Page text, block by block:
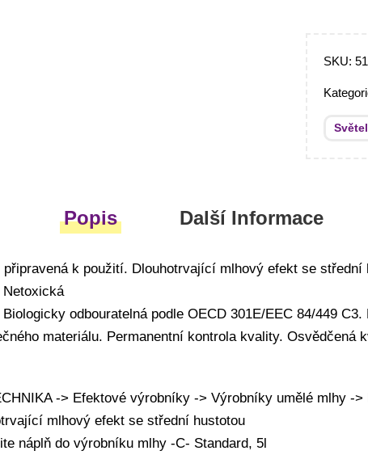
SKU:
Popis Další Informace
připravená k použití. Dlouhotrvající mlhový efekt se střední
odbouratelná podle OECD 301E/EEC 84/449
materiálu. Permanentní kontrola kvality. Osvědčená
-> Efektové výrobníky -> Výrobníky umělé mlhy ->
mlhový efekt se střední hustotou
náplň do výrobníku mlhy -C- Standard, 5l